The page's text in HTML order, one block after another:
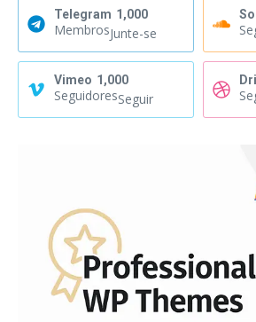
Telegram 1,000
MembrosJunte-se
Vimeo 1,000
SeguidoresSeguir